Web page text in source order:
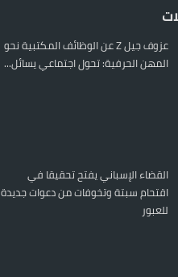
عزوف جيل Z عن الوظائف المكتبية نحو
المهن الحرفية: تحول اجتماعي يسائل...
القضاء الإسباني يفتح تحقيقا في
اقتحام سبتة وتخوفات من دعوات جديدة
للعبور